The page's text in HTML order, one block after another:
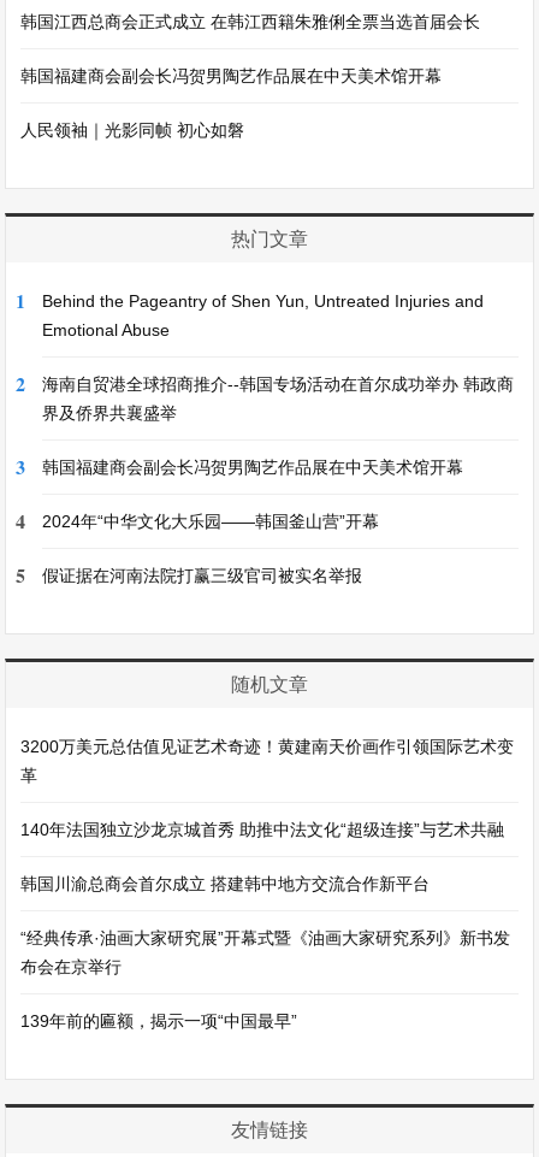
韩国江西总商会正式成立 在韩江西籍朱雅俐全票当选首届会长
韩国福建商会副会长冯贺男陶艺作品展在中天美术馆开幕
人民领袖｜光影同帧 初心如磐
热门文章
1
Behind the Pageantry of Shen Yun, Untreated Injuries and
Emotional Abuse
2
海南自贸港全球招商推介--韩国专场活动在首尔成功举办 韩政商
界及侨界共襄盛举
3 韩国福建商会副会长冯贺男陶艺作品展在中天美术馆开幕
4 2024年“中华文化大乐园——韩国釜山营”开幕
5 假证据在河南法院打赢三级官司被实名举报
随机文章
3200万美元总估值见证艺术奇迹！黄建南天价画作引领国际艺术变
革
140年法国独立沙龙京城首秀 助推中法文化“超级连接”与艺术共融
韩国川渝总商会首尔成立 搭建韩中地方交流合作新平台
“经典传承·油画大家研究展”开幕式暨《油画大家研究系列》新书发
布会在京举行
139年前的匾额，揭示一项“中国最早”
友情链接